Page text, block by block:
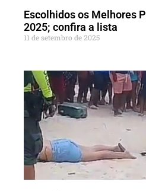
Escolhidos os Melhores
2025; confira a lista
11 de setembro de 2025